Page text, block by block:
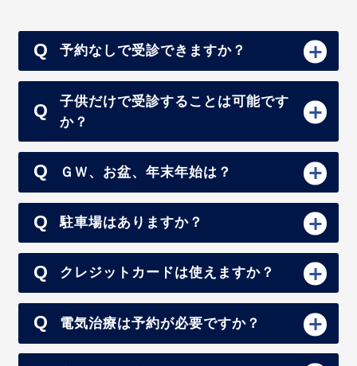
予約なしで受診できますか？
子供だけで受診することは可能です
か？
ＧＷ、お盆、年末年始は？
駐車場はありますか？
クレジットカードは使えますか？
電気治療は予約が必要ですか？